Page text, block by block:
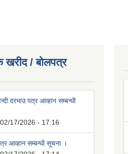
खरीद / बोलपत्र
दरभाउ पत्र आव्हान सम्बन्धी
02/17/2026 - 17:16
आव्हान सम्बन्धी सूचना ।